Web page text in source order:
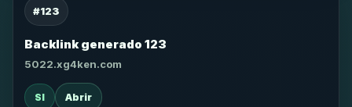
#123
Backlink generado 123
5022.xg4ken.com
SI Abrir